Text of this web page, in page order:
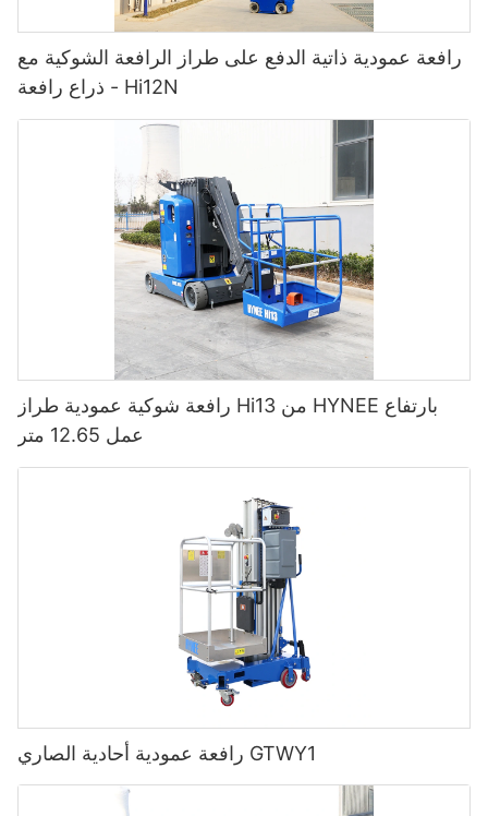
رافعة عمودية ذاتية الدفع على طراز الرافعة الشوكية مع
ذراع رافعة - Hi12N
رافعة شوكية عمودية طراز Hi13 من HYNEE بارتفاع
عمل 12.65 متر
رافعة عمودية أحادية الصاري GTWY1